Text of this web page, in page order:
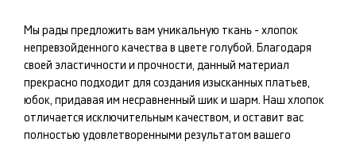
Мы рады предложить вам уникальную ткань - хлопок
непревзойденного качества в цвете голубой. Благодаря
своей эластичности и прочности, данный материал
прекрасно подходит для создания изысканных платьев,
юбок, придавая им несравненный шик и шарм. Наш хлопок
отличается исключительным качеством, и оставит вас
полностью удовлетворенными результатом вашего